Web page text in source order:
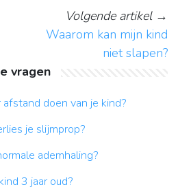
Volgende artikel→
Waarom kan mijn kind
niet slapen?
vragen
afstand doen van je kind?
je slijmprop?
ademhaling?
3 jaar oud?